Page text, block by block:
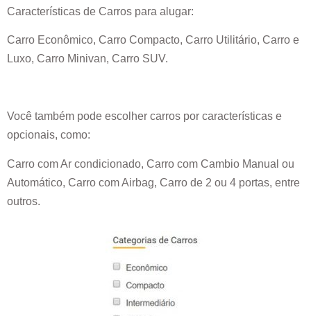
Características de Carros para alugar:
Carro Econômico, Carro Compacto, Carro Utilitário, Carro e
Luxo, Carro Minivan, Carro SUV.
Você também pode escolher carros por características e
opcionais, como:
Carro com Ar condicionado, Carro com Cambio Manual ou
Automático, Carro com Airbag, Carro de 2 ou 4 portas, entre
outros.